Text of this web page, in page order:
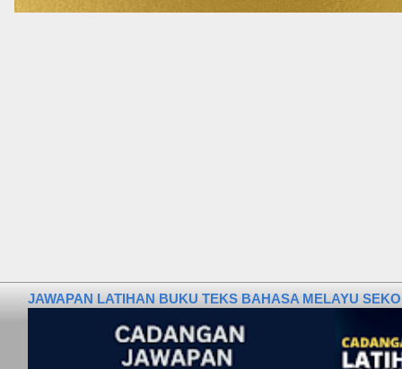
JAWAPAN LATIHAN BUKU TEKS BAHASA MELAYU